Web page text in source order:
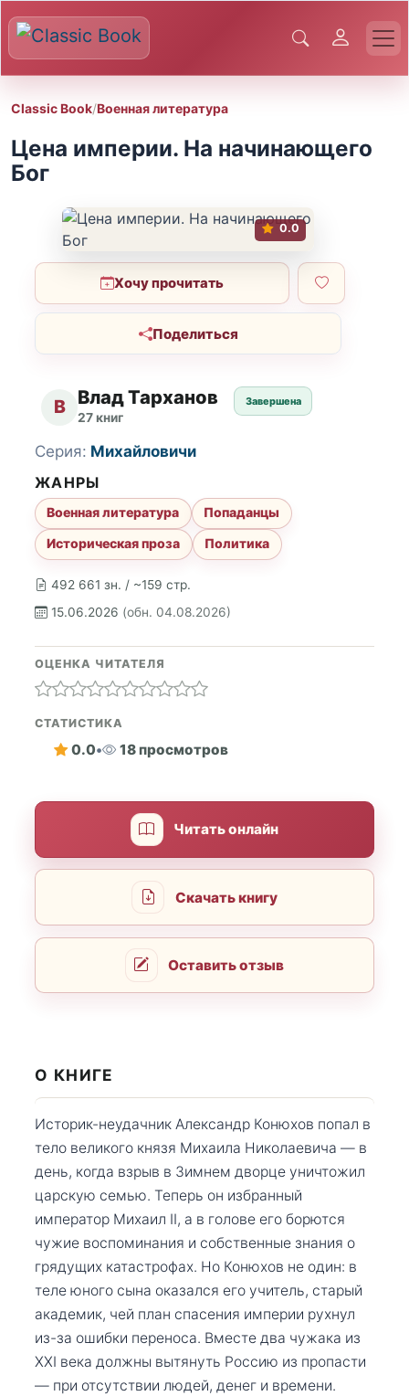
Classic Book/Военная литература
Цена империи. На начинающего
Бог
0.0
Хочу прочитать
Поделиться
В Влад Тарханов
27 книг
Завершена
492 661 зн. / ~159 стр.
15.06.2026 (обн. 04.08.2026)
Серия: Михайловичи
ЖАНРЫ
Военная литература
Попаданцы
Историческая проза
Политика
ОЦЕНКА ЧИТАТЕЛЯ
СТАТИСТИКА
0.0• 18 просмотров
Читать онлайн
Скачать книгу
Оставить отзыв
О КНИГЕ
Историк-неудачник Александр Конюхов попал в
тело великого князя Михаила Николаевича — в
день, когда взрыв в Зимнем дворце уничтожил
царскую семью. Теперь он избранный
император Михаил II, а в голове его борются
чужие воспоминания и собственные знания о
грядущих катастрофах. Но Конюхов не один: в
теле юного сына оказался его учитель, старый
академик, чей план спасения империи рухнул
из-за ошибки переноса. Вместе два чужака из
XXI века должны вытянуть Россию из пропасти
— при отсутствии людей, денег и времени.